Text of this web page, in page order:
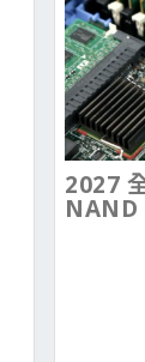
2027
NAND